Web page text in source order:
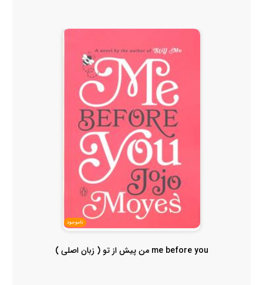
ناموجود
me before you من پیش از تو ( زبان اصلی )